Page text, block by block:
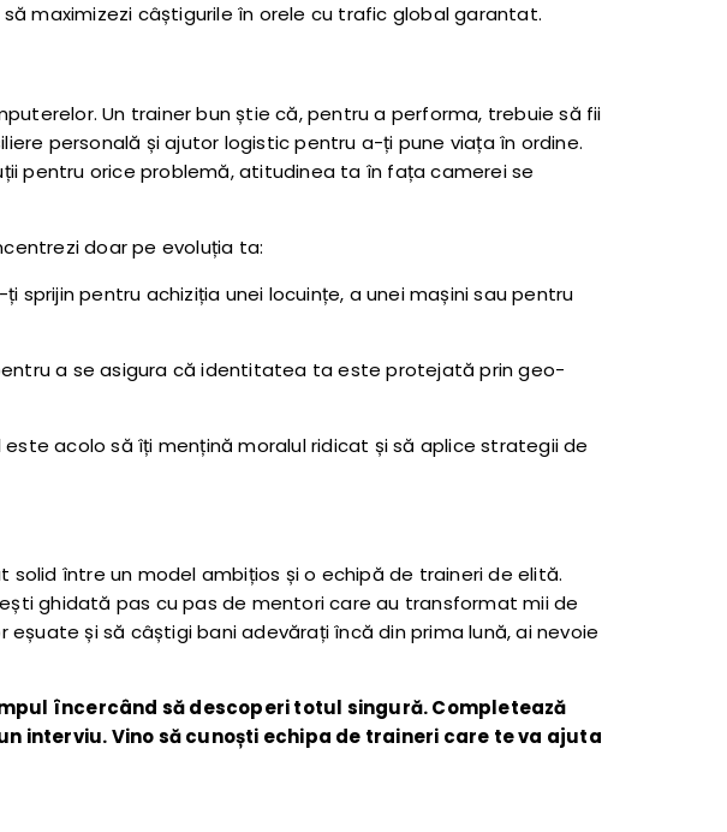
maximizezi câștigurile în orele cu trafic global garantat.
Un trainer bun știe că, pentru a performa, trebuie să fii
personală și ajutor logistic pentru a-ți pune viața în ordine.
pentru orice problemă, atitudinea ta în fața camerei se
doar pe evoluția ta:
pentru achiziția unei locuințe, a unei mașini sau pentru
a se asigura că identitatea ta este protejată prin geo-
acolo să îți mențină moralul ridicat și să aplice strategii de
între un model ambițios și o echipă de traineri de elită.
ghidată pas cu pas de mentori care au transformat mii de
și să câștigi bani adevărați încă din prima lună, ai nevoie
încercând să descoperi totul singură. Completează
Vino să cunoști echipa de traineri care te va ajuta